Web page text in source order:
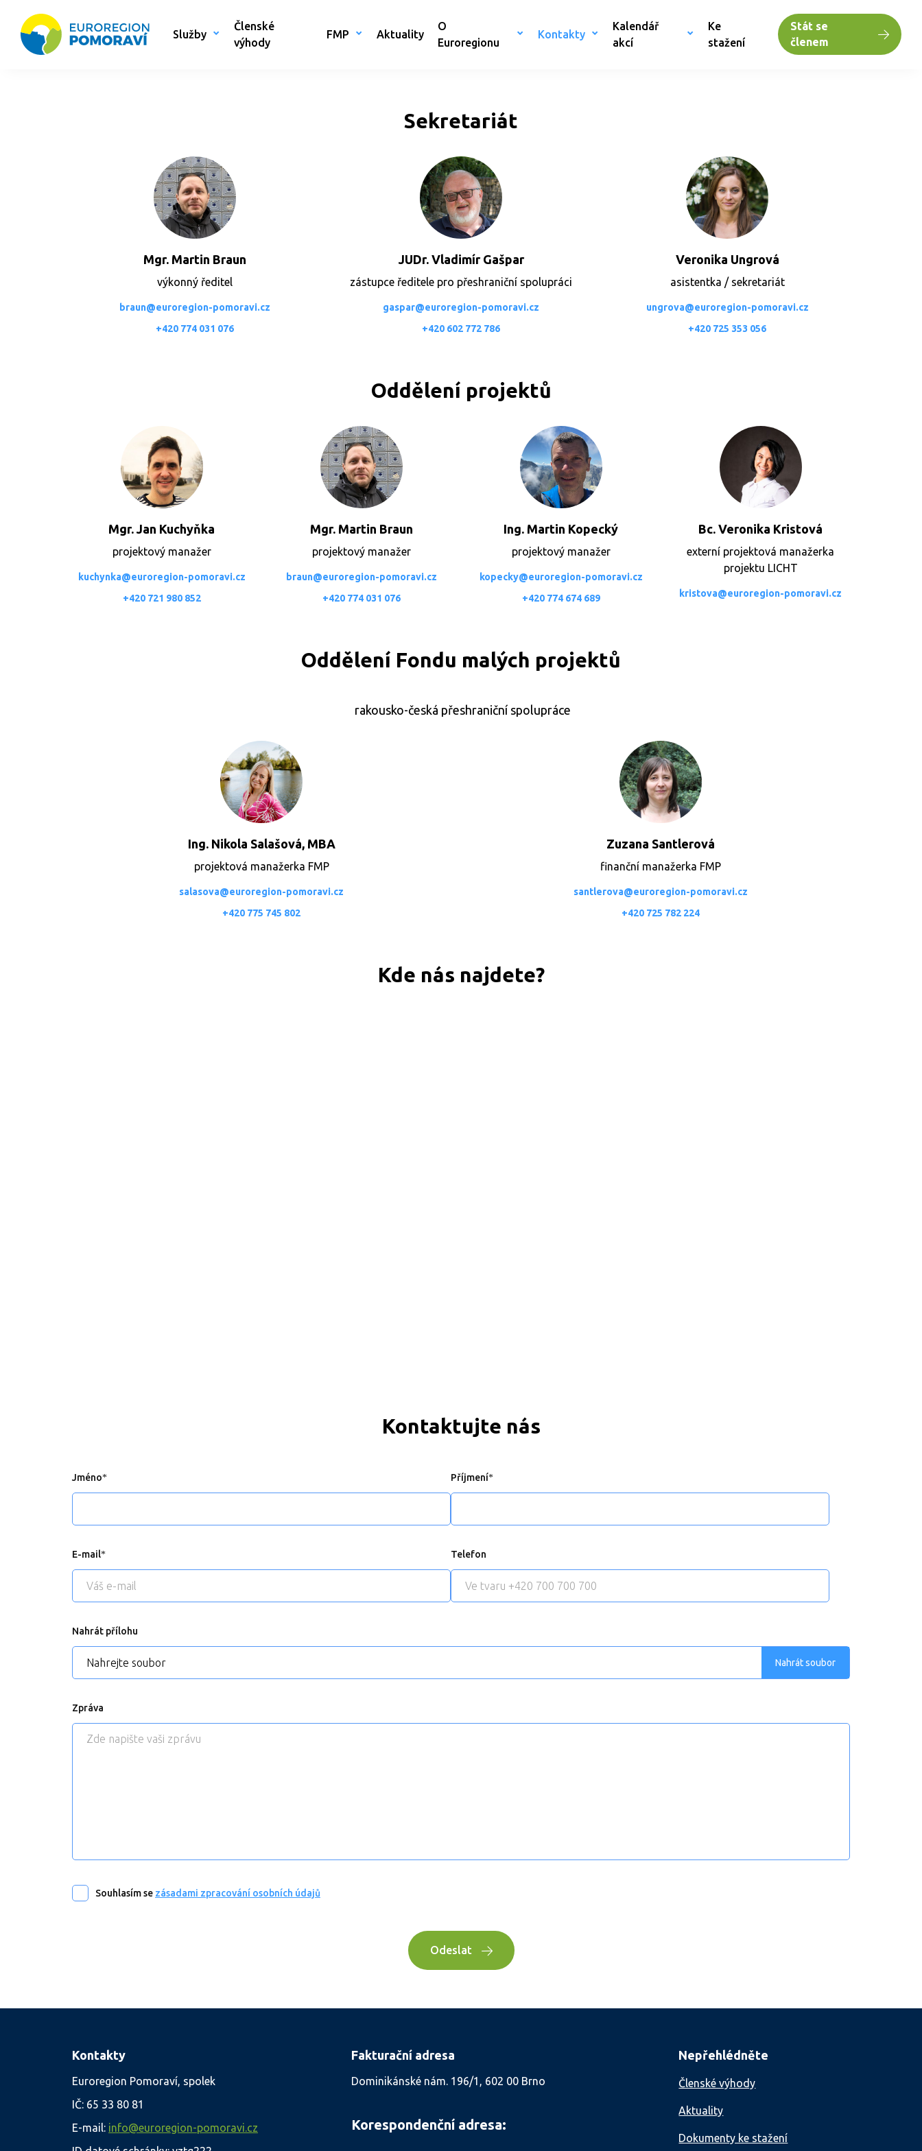
Služby
Členské
výhody
FMP Aktuality
O
Euroregionu
Kontakty
Kalendář
akcí
Ke
stažení
Stát se
členem
Sekretariát
Mgr. Martin Braun
výkonný ředitel
braun@euroregion-pomoravi.cz
+420 774 031 076
JUDr. Vladimír Gašpar
zástupce ředitele pro přeshraniční spolupráci
gaspar@euroregion-pomoravi.cz
+420 602 772 786
Veronika Ungrová
asistentka / sekretariát
ungrova@euroregion-pomoravi.cz
+420 725 353 056
Oddělení projektů
Mgr. Jan Kuchyňka
projektový manažer
kuchynka@euroregion-pomoravi.cz
+420 721 980 852
Mgr. Martin Braun
projektový manažer
braun@euroregion-pomoravi.cz
+420 774 031 076
Ing. Martin Kopecký
projektový manažer
kopecky@euroregion-pomoravi.cz
+420 774 674 689
Bc. Veronika Kristová
externí projektová manažerka
projektu LICHT
kristova@euroregion-pomoravi.cz
Oddělení Fondu malých projektů
rakousko-česká přeshraniční spolupráce
Ing. Nikola Salašová, MBA
projektová manažerka FMP
salasova@euroregion-pomoravi.cz
+420 775 745 802
Zuzana Santlerová
finanční manažerka FMP
santlerova@euroregion-pomoravi.cz
+420 725 782 224
Kde nás najdete?
Kontaktujte nás
Jméno Příjmení
E-mail Telefon
Nahrát přílohu
Nahrejte soubor
Zpráva
Souhlasím se zásadami zpracování osobních údajů
Odeslat
Kontakty
Euroregion Pomoraví, spolek
IČ: 65 33 80 81
E-mail: info@euroregion-pomoravi.cz
Fakturační adresa
Dominikánské nám. 196/1, 602 00 Brno
Korespondenční adresa:
Nepřehlédněte
Členské výhody
Aktuality
Dokumenty ke stažení